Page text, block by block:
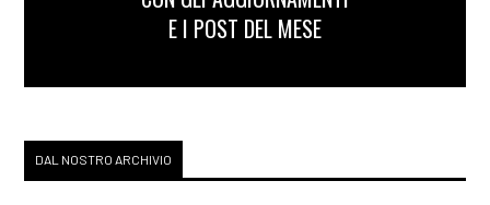
E I POST DEL MESE
DAL NOSTRO ARCHIVIO